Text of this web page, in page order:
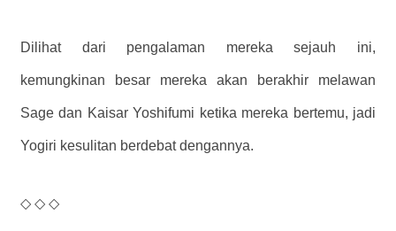
Dilihat dari pengalaman mereka sejauh ini,
kemungkinan besar mereka akan berakhir melawan
Sage dan Kaisar Yoshifumi ketika mereka bertemu, jadi
Yogiri kesulitan berdebat dengannya.
◇ ◇ ◇